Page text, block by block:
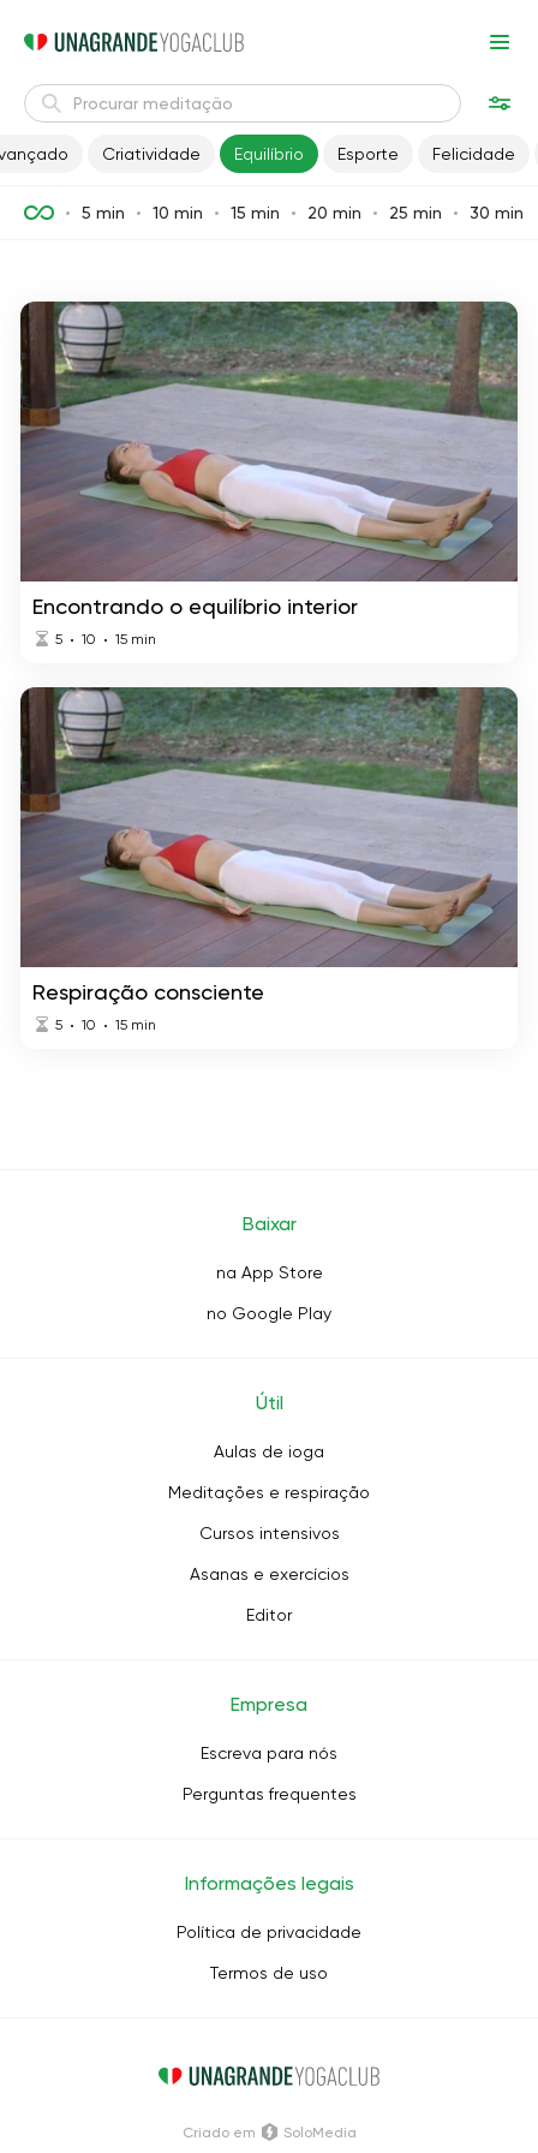
Criatividade Equilíbrio Esporte Felicidade
5 min 10 min 15 min 20 min 25 min 30 min
Encontrando o equilíbrio interior
5 10 15 min
Respiração consciente
5 10 15 min
Baixar
na App Store
no Google Play
Útil
Aulas de ioga
Meditações e respiração
Cursos intensivos
Asanas e exercícios
Editor
Empresa
Escreva para nós
Perguntas frequentes
Informações legais
Política de privacidade
Termos de uso
Criado em SoloMedia